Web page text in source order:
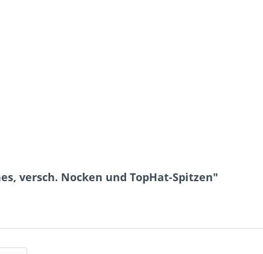
versch. Nocken und TopHat-Spitzen"